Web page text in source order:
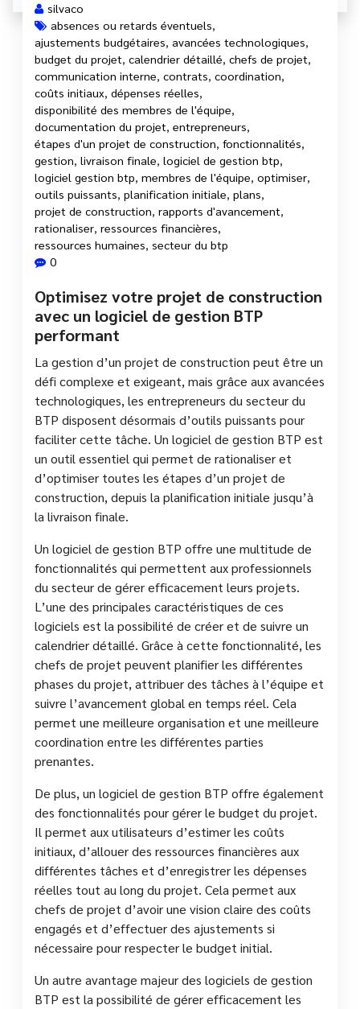
silvaco
absences ou retards éventuels,
ajustements budgétaires, avancées technologiques,
budget du projet, calendrier détaillé, chefs de projet,
communication interne, contrats, coordination,
coûts initiaux, dépenses réelles,
disponibilité des membres de l'équipe,
documentation du projet, entrepreneurs,
étapes d'un projet de construction, fonctionnalités,
gestion, livraison finale, logiciel de gestion btp,
logiciel gestion btp, membres de l'équipe, optimiser,
outils puissants, planification initiale, plans,
projet de construction, rapports d'avancement,
rationaliser, ressources financières,
ressources humaines, secteur du btp
0
Optimisez votre projet de construction
avec un logiciel de gestion BTP
performant
La gestion d’un projet de construction peut être un
défi complexe et exigeant, mais grâce aux avancées
technologiques, les entrepreneurs du secteur du
BTP disposent désormais d’outils puissants pour
faciliter cette tâche. Un logiciel de gestion BTP est
un outil essentiel qui permet de rationaliser et
d’optimiser toutes les étapes d’un projet de
construction, depuis la planification initiale jusqu’à
la livraison finale.
Un logiciel de gestion BTP offre une multitude de
fonctionnalités qui permettent aux professionnels
du secteur de gérer efficacement leurs projets.
L’une des principales caractéristiques de ces
logiciels est la possibilité de créer et de suivre un
calendrier détaillé. Grâce à cette fonctionnalité, les
chefs de projet peuvent planifier les différentes
phases du projet, attribuer des tâches à l’équipe et
suivre l’avancement global en temps réel. Cela
permet une meilleure organisation et une meilleure
coordination entre les différentes parties
prenantes.
De plus, un logiciel de gestion BTP offre également
des fonctionnalités pour gérer le budget du projet.
Il permet aux utilisateurs d’estimer les coûts
initiaux, d’allouer des ressources financières aux
différentes tâches et d’enregistrer les dépenses
réelles tout au long du projet. Cela permet aux
chefs de projet d’avoir une vision claire des coûts
engagés et d’effectuer des ajustements si
nécessaire pour respecter le budget initial.
Un autre avantage majeur des logiciels de gestion
BTP est la possibilité de gérer efficacement les